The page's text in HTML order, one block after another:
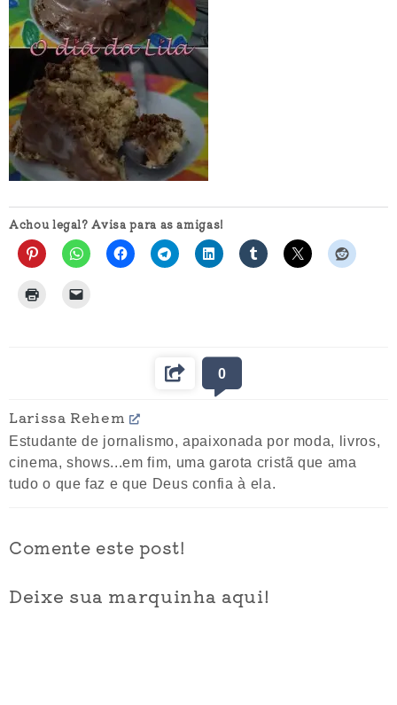
Achou legal? Avisa para as amigas!
0
Larissa Rehem
Estudante de jornalismo, apaixonada por moda, livros,
cinema, shows...em fim, uma garota cristã que ama
tudo o que faz e que Deus confia à ela.
Comente este post!
Deixe sua marquinha aqui!